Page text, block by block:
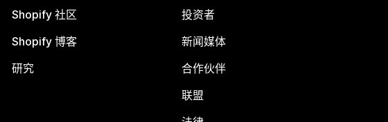
Shopify 社区
Shopify 博客
研究
投资者
新闻媒体
合作伙伴
联盟